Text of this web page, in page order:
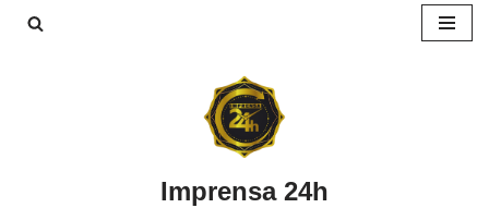
Imprensa 24h